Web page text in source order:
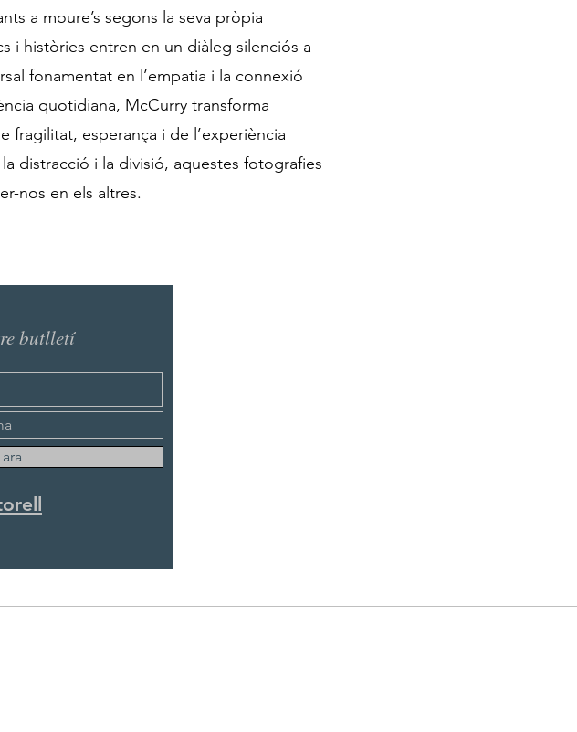
a moure’s segons la seva pròpia
i històries entren en un diàleg silenciós a
fonamentat en l’empatia i la connexió
quotidiana, McCurry transforma
esperança i de l’experiència
distracció i la divisió, aquestes fotografies
nos en els altres.
butlletí